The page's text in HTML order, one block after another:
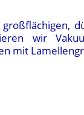
wir
mit